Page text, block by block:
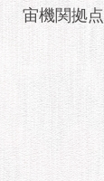
宙機関拠点